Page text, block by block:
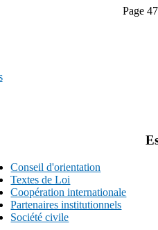
Page
Conseil d'orientation
Textes de Loi
Coopération internationale
Partenaires institutionnels
Société civile